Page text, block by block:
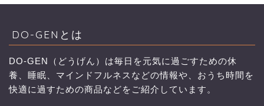
DO-GENとは
DO-GEN（どうげん）は毎日を元気に過ごすための休
養、睡眠、マインドフルネスなどの情報や、おうち時間を
快適に過すための商品などをご紹介しています。